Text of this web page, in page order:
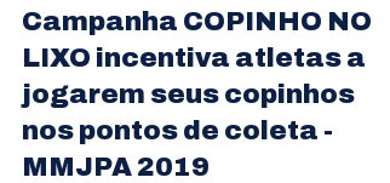
4 de nov. de 2019
1 min de leitura
Campanha COPINHO NO
LIXO incentiva atletas a
jogarem seus copinhos
nos pontos de coleta -